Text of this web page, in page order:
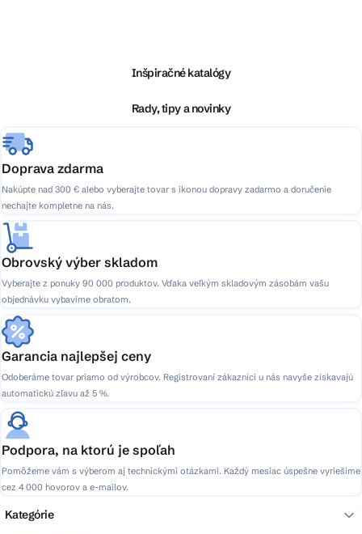
e
Inšpiračné katalógy
Rady, tipy a novinky
Doprava zdarma
Nakúpte nad 300 € alebo vyberajte tovar s ikonou dopravy zadarmo a doručenie
nechajte kompletne na nás.
Obrovský výber skladom
Vyberajte z ponuky 90 000 produktov. Vďaka veľkým skladovým zásobám vašu
objednávku vybavíme obratom.
Garancia najlepšej ceny
Odoberáme tovar priamo od výrobcov. Registrovaní zákazníci u nás navyše získavajú
automatickú zľavu až 5 %.
Podpora, na ktorú je spoľah
Pomôžeme vám s výberom aj technickými otázkami. Každý mesiac úspešne vyriešime
cez 4 000 hovorov a e-mailov.
Kategórie